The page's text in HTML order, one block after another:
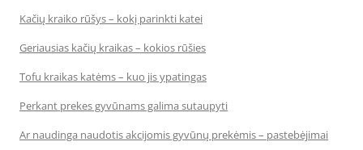
Kačių kraiko rūšys – kokį parinkti katei
Geriausias kačių kraikas – kokios rūšies
Tofu kraikas katėms – kuo jis ypatingas
Perkant prekes gyvūnams galima sutaupyti
Ar naudinga naudotis akcijomis gyvūnų prekėmis – pastebėjimai